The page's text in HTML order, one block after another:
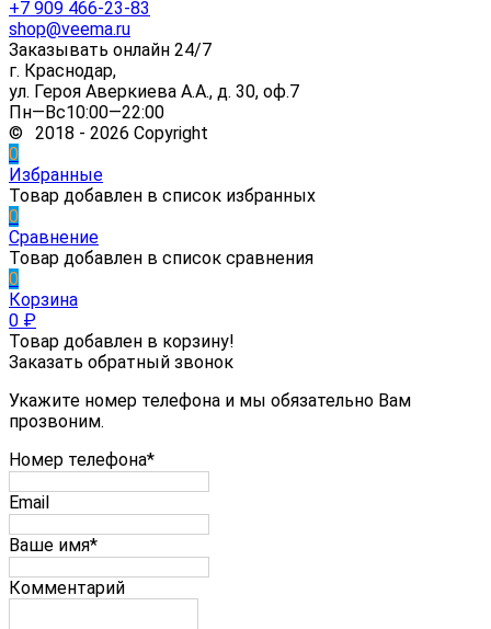
+7 909 466-23-83
shop@veema.ru
Заказывать онлайн 24/7
г. Краснодар,
ул. Героя Аверкиева А.А., д. 30, оф.7
Пн—Вс10:00—22:00
© 2018 - 2026 Copyright
0
Избранные
Товар добавлен в список избранных
0
Сравнение
Товар добавлен в список сравнения
0
Корзина
0 ₽
Товар добавлен в корзину!
Заказать обратный звонок
Укажите номер телефона и мы обязательно Вам
прозвоним.
Номер телефона*
Email
Ваше имя*
Комментарий